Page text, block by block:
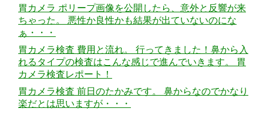
胃カメラ ポリープ画像を公開したら、意外と反響が来
ちゃった。 悪性か良性かも結果が出ていないのにな
ぁ・・・
胃カメラ検査 費用と流れ。 行ってきました！鼻から入
れるタイプの検査はこんな感じで進んでいきます。 胃
カメラ検査レポート！
胃カメラ検査 前日のたかみです。 鼻からなのでかなり
楽だとは思いますが・・・